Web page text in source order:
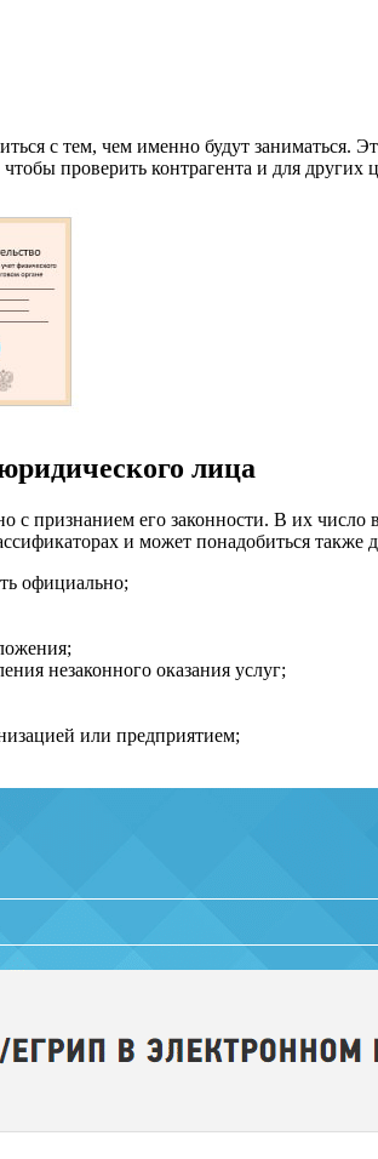
с тем, чем именно будут заниматься.
проверить контрагента и для других
лица
с признанием его законности. В их
и может понадобиться также
официально;
незаконного оказания услуг;
или предприятием;